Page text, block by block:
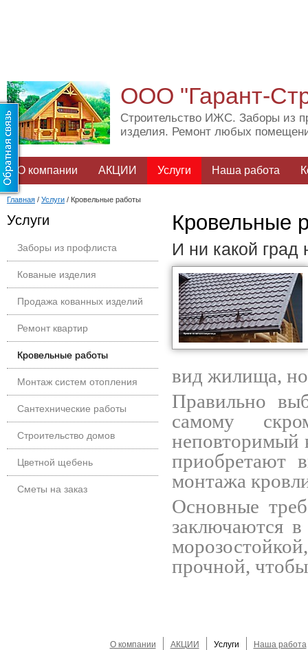
ООО "Гарант-
Строительство ИЖС. Заборы из
изделия. Ремонт любых
О компании АКЦИИ Услуги Наша работа
Главная / Услуги / Кровельные работы
Услуги
Заборы из профлиста
Кованые изделия
Продажа кованных изделий
Ремонт квартир
Кровельные работы
Монтаж систем отопления
Сантехнические работы
Строительство домов
Цветной щебень
Сметы на заказ
Кровельные
И ни какой град
вид жилища,
Правильно
самому
неповторимый
приобретают
монтажа
Основные
заключаются
прочной,
О компании АКЦИИ Услуги Наша работа